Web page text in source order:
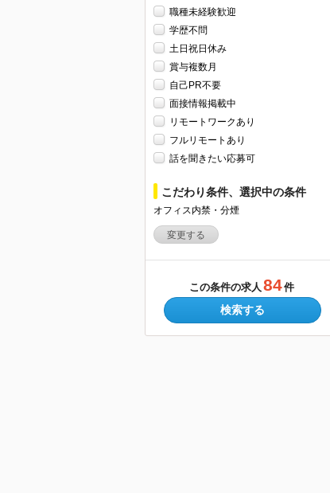
職種未経験歓迎
学歴不問
土日祝日休み
賞与複数月
自己PR不要
面接情報掲載中
リモートワークあり
フルリモートあり
話を聞きたい応募可
こだわり条件、選択中の条件
オフィス内禁・分煙
変更する
この条件の求人 84件
検索する